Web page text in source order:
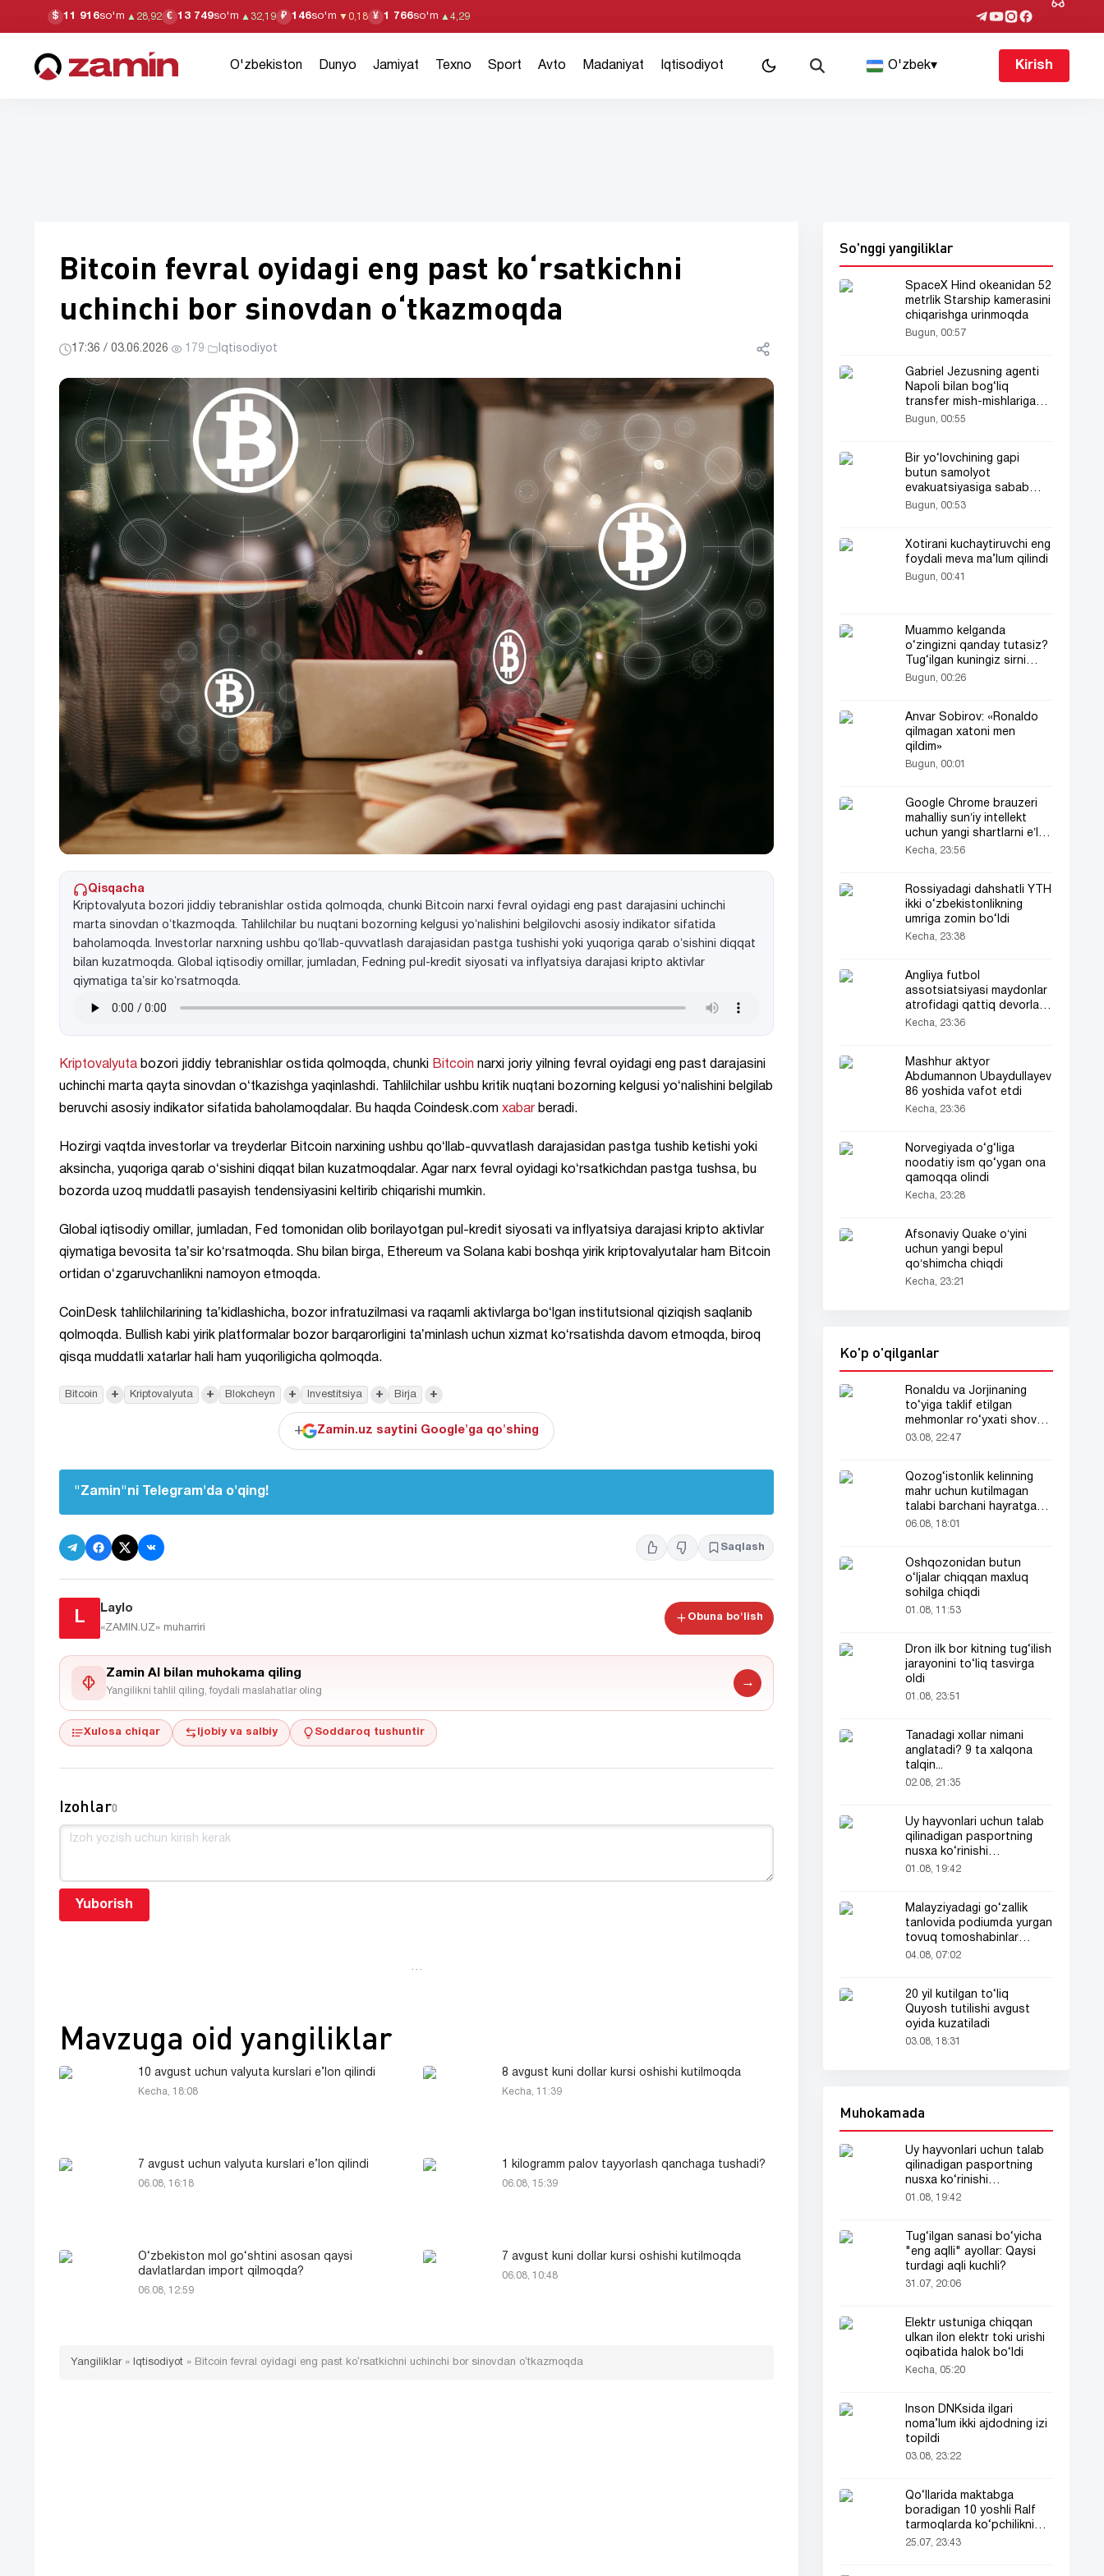
$ 11 916so'm ▲ 28,92 € 13 749so'm ▲ 32,19 ₽ 146so'm ▼ 0,18 ¥ 1 766so'm ▲ 4,29
O'zbekiston Dunyo Jamiyat Texno Sport Avto Madaniyat Iqtisodiyot O'zbek▾ Kirish
Bitcoin fevral oyidagi eng past koʻrsatkichni
uchinchi bor sinovdan oʻtkazmoqda
17:36 / 03.06.2026· 179· Iqtisodiyot
Qisqacha
Kriptovalyuta bozori jiddiy tebranishlar ostida qolmoqda, chunki Bitcoin narxi fevral oyidagi eng past darajasini uchinchi
marta sinovdan oʻtkazmoqda. Tahlilchilar bu nuqtani bozorning kelgusi yoʻnalishini belgilovchi asosiy indikator sifatida
baholamoqda. Investorlar narxning ushbu qoʻllab-quvvatlash darajasidan pastga tushishi yoki yuqoriga qarab oʻsishini diqqat
bilan kuzatmoqda. Global iqtisodiy omillar, jumladan, Fedning pul-kredit siyosati va inflyatsiya darajasi kripto aktivlar
qiymatiga taʼsir koʻrsatmoqda.
Kriptovalyuta bozori jiddiy tebranishlar ostida qolmoqda, chunki Bitcoin narxi joriy yilning fevral oyidagi eng past darajasini
uchinchi marta qayta sinovdan oʻtkazishga yaqinlashdi. Tahlilchilar ushbu kritik nuqtani bozorning kelgusi yoʻnalishini belgilab
beruvchi asosiy indikator sifatida baholamoqdalar. Bu haqda Coindesk.com xabar beradi.
Hozirgi vaqtda investorlar va treyderlar Bitcoin narxining ushbu qoʻllab-quvvatlash darajasidan pastga tushib ketishi yoki
aksincha, yuqoriga qarab oʻsishini diqqat bilan kuzatmoqdalar. Agar narx fevral oyidagi koʻrsatkichdan pastga tushsa, bu
bozorda uzoq muddatli pasayish tendensiyasini keltirib chiqarishi mumkin.
Global iqtisodiy omillar, jumladan, Fed tomonidan olib borilayotgan pul-kredit siyosati va inflyatsiya darajasi kripto aktivlar
qiymatiga bevosita taʼsir koʻrsatmoqda. Shu bilan birga, Ethereum va Solana kabi boshqa yirik kriptovalyutalar ham Bitcoin
ortidan oʻzgaruvchanlikni namoyon etmoqda.
CoinDesk tahlilchilarining taʼkidlashicha, bozor infratuzilmasi va raqamli aktivlarga boʻlgan institutsional qiziqish saqlanib
qolmoqda. Bullish kabi yirik platformalar bozor barqarorligini taʼminlash uchun xizmat koʻrsatishda davom etmoqda, biroq
qisqa muddatli xatarlar hali ham yuqoriligicha qolmoqda.
Bitcoin + Kriptovalyuta + Blokcheyn + Investitsiya + Birja +
+ Zamin.uz saytini Google'ga qo'shing
"Zamin"ni Telegram'da o'qing!
Saqlash
L
Laylo
«ZAMIN.UZ» muharriri
Obuna bo'lish
Zamin AI bilan muhokama qiling
Yangilikni tahlil qiling, foydali maslahatlar oling
→
Xulosa chiqar Ijobiy va salbiy Soddaroq tushuntir
Izohlar0
Yuborish
…
Mavzuga oid yangiliklar
10 avgust uchun valyuta kurslari e’lon qilindi
Kecha, 18:08
8 avgust kuni dollar kursi oshishi kutilmoqda
Kecha, 11:39
7 avgust uchun valyuta kurslari e’lon qilindi
06.08, 16:18
1 kilogramm palov tayyorlash qanchaga tushadi?
06.08, 15:39
O‘zbekiston mol go‘shtini asosan qaysi
davlatlardan import qilmoqda?
06.08, 12:59
7 avgust kuni dollar kursi oshishi kutilmoqda
06.08, 10:48
Yangiliklar» Iqtisodiyot » Bitcoin fevral oyidagi eng past koʻrsatkichni uchinchi bor sinovdan oʻtkazmoqda
So'nggi yangiliklar
SpaceX Hind okeanidan 52
metrlik Starship kamerasini
chiqarishga urinmoqda
Bugun, 00:57
Gabriel Jezusning agenti
Napoli bilan bog‘liq
transfer mish-mishlariga
oydinlik kiritdi
Bugun, 00:55
Bir yo‘lovchining gapi
butun samolyot
evakuatsiyasiga sabab
bo‘ldi
Bugun, 00:53
Xotirani kuchaytiruvchi eng
foydali meva ma’lum qilindi
Bugun, 00:41
Muammo kelganda
o‘zingizni qanday tutasiz?
Tug‘ilgan kuningiz sirni
ochadi
Bugun, 00:26
Anvar Sobirov: «Ronaldo
qilmagan xatoni men
qildim»
Bugun, 00:01
Google Chrome brauzeri
mahalliy sunʼiy intellekt
uchun yangi shartlarni eʼlon
qildi
Kecha, 23:56
Rossiyadagi dahshatli YTH
ikki o‘zbekistonlikning
umriga zomin bo‘ldi
Kecha, 23:38
Angliya futbol
assotsiatsiyasi maydonlar
atrofidagi qattiq devorlarni
taqiqladi
Kecha, 23:36
Mashhur aktyor
Abdumannon Ubaydullayev
86 yoshida vafot etdi
Kecha, 23:36
Norvegiyada o‘g‘liga
noodatiy ism qo‘ygan ona
qamoqqa olindi
Kecha, 23:28
Afsonaviy Quake oʻyini
uchun yangi bepul
qoʻshimcha chiqdi
Kecha, 23:21
Ko'p o'qilganlar
Ronaldu va Jorjinaning
to‘yiga taklif etilgan
mehmonlar ro‘yxati shov-
shuvda
03.08, 22:47
Qozog‘istonlik kelinning
mahr uchun kutilmagan
talabi barchani hayratga
soldi
06.08, 18:01
Oshqozonidan butun
o‘ljalar chiqqan maxluq
sohilga chiqdi
01.08, 11:53
Dron ilk bor kitning tug‘ilish
jarayonini to‘liq tasvirga
oldi
01.08, 23:51
Tanadagi xollar nimani
anglatadi? 9 ta xalqona
talqin...
02.08, 21:35
Uy hayvonlari uchun talab
qilinadigan pasportning
nusxa ko‘rinishi
tarmoqlarda tarqaldi
01.08, 19:42
Malayziyadagi go‘zallik
tanlovida podiumda yurgan
tovuq tomoshabinlar
e’tiborini tortdi
04.08, 07:02
20 yil kutilgan to‘liq
Quyosh tutilishi avgust
oyida kuzatiladi
03.08, 18:31
Muhokamada
Uy hayvonlari uchun talab
qilinadigan pasportning
nusxa ko‘rinishi
tarmoqlarda tarqaldi
01.08, 19:42
Tug‘ilgan sanasi bo‘yicha
"eng aqlli" ayollar: Qaysi
turdagi aqli kuchli?
31.07, 20:06
Elektr ustuniga chiqqan
ulkan ilon elektr toki urishi
oqibatida halok bo‘ldi
Kecha, 05:20
Inson DNKsida ilgari
noma’lum ikki ajdodning izi
topildi
03.08, 23:22
Qo‘llarida maktabga
boradigan 10 yoshli Ralf
tarmoqlarda ko‘pchilikni
ta’sirlantirdi
25.07, 23:43